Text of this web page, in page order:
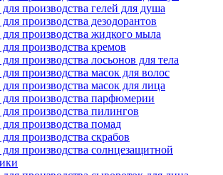
производства гелей для душа
производства дезодорантов
производства жидкого мыла
производства кремов
производства лосьонов для тела
производства масок для волос
производства масок для лица
производства парфюмерии
производства пилингов
производства помад
производства скрабов
производства солнцезащитной